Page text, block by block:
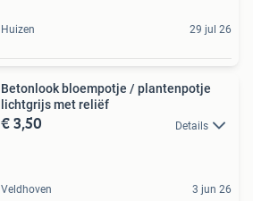
Huizen 29 jul 26
Betonlook bloempotje / plantenpotje
lichtgrijs met reliëf
€ 3,50 Details
Veldhoven 3 jun 26